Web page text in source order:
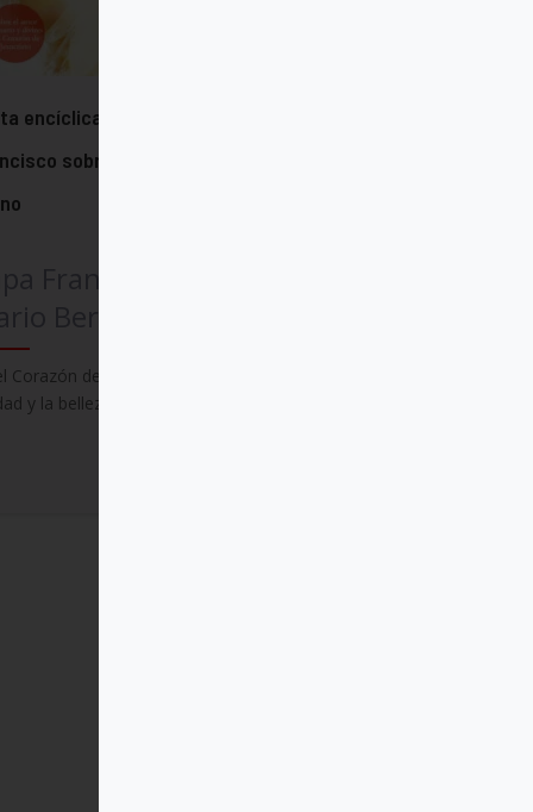
encíclica "Dilexit nos" del papa
sobre el amor humano y
Corazón de Cristo encontramos la
y la belleza del amor